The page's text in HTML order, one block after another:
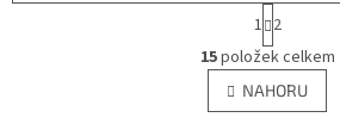
O
v
l
á
S
t
r
á
n
k
1 2
15položek celkem
NAHORU